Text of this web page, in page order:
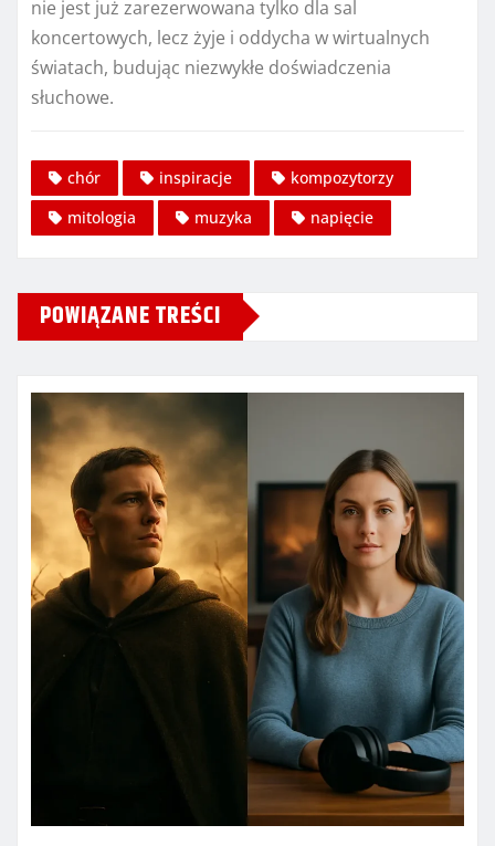
nie jest już zarezerwowana tylko dla sal
koncertowych, lecz żyje i oddycha w wirtualnych
światach, budując niezwykłe doświadczenia
słuchowe.
chór inspiracje
kompozytorzy
mitologia
muzyka napięcie
POWIĄZANE TREŚCI